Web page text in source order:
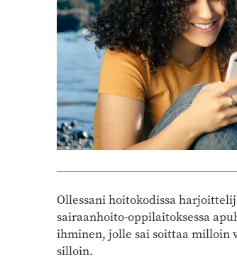
Ollessani hoitokodissa
sairaanhoito-oppilaitoksessa
ihminen, jolle sai soittaa milloin
silloin.